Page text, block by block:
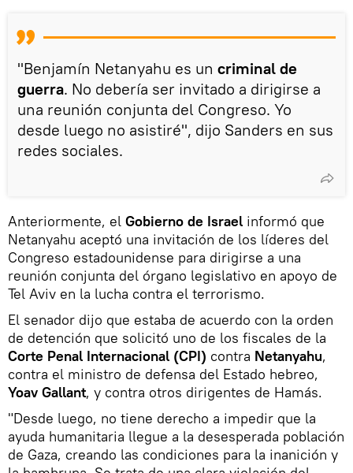
"Benjamín Netanyahu es un criminal de
guerra. No debería ser invitado a dirigirse a
una reunión conjunta del Congreso. Yo
desde luego no asistiré", dijo Sanders en sus
redes sociales.
Anteriormente, el Gobierno de Israel informó que
Netanyahu aceptó una invitación de los líderes del
Congreso estadounidense para dirigirse a una
reunión conjunta del órgano legislativo en apoyo de
Tel Aviv en la lucha contra el terrorismo.
El senador dijo que estaba de acuerdo con la orden
de detención que solicitó uno de los fiscales de la
Corte Penal Internacional (CPI) contra Netanyahu,
contra el ministro de defensa del Estado hebreo,
Yoav Gallant, y contra otros dirigentes de Hamás.
"Desde luego, no tiene derecho a impedir que la
ayuda humanitaria llegue a la desesperada población
de Gaza, creando las condiciones para la inanición y